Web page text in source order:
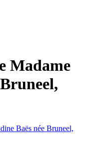
Madame
Baës née Bruneel,